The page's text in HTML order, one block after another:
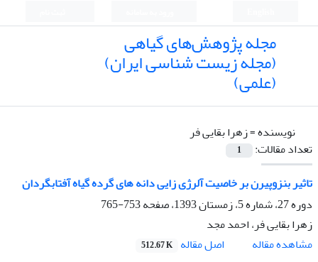
مجله پژوهش‌های گیاهی
(مجله زیست شناسی ایران)
(علمی)
نویسنده =زهرا بقایی فر
تعداد مقالات:
1
تاثیر بنزوپیرن بر خاصیت آلرژی زایی دانه های گرده گیاه آفتابگردان
دوره 27، شماره 5، زمستان 1393، صفحه
753-765
زهرا بقایی فر، احمد مجد
مشاهده مقاله
اصل مقاله 512.67 K